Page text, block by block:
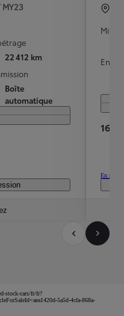
MY23
22 412 km
Boîte
automatique
Mise
16
En
stock-cars/fr/fr?
5a5d-4cfa-868a-